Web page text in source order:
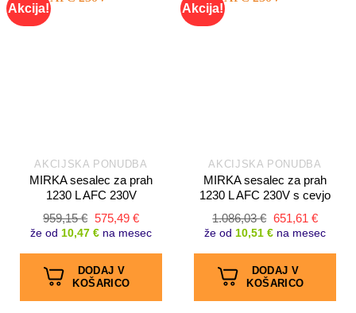
Akcija!
AKCIJSKA PONUDBA
MIRKA sesalec za prah
1230 L AFC 230V
959,15€ Izvirna
cena
je
bila:
959,15 €.
575,49 €Trenutna
cena
je:
575,49 €.
že od 10,47 € na mesec
DODAJ V
KOŠARICO
Akcija!
AKCIJSKA PONUDBA
MIRKA sesalec za prah
1230 L AFC 230V s cevjo
1.086,03€ Izvirna
cena
je
bila:
1.086,03 €.
651,61 €
cena
je:
651,61
že od 10,51 € na mesec
DODAJ V
KOŠARICO